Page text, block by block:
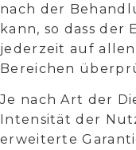
nach der
kann, so dass der
jederzeit auf
Bereichen
Je nach Art der
Intensität der
erweiterte